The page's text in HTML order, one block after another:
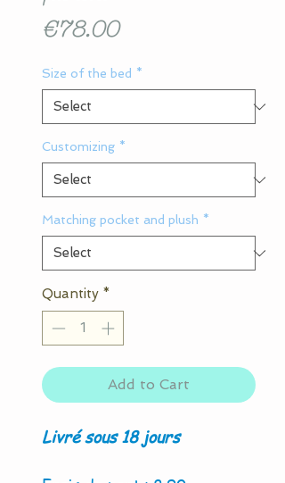
€78.00Price
Size of the bed *
Customizing *
Matching pocket and plush *
Quantity *
Add to Cart
Livré sous 18 jours